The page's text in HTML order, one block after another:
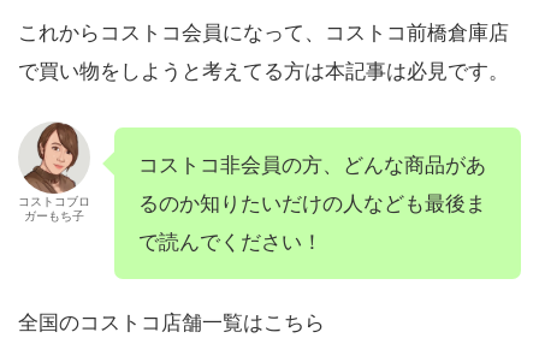
これからコストコ会員になって、コストコ前橋倉庫店
で買い物をしようと考えてる方は本記事は必見です。
コストコブロ
ガーもち子
コストコ非会員の方、どんな商品があ
るのか知りたいだけの人なども最後ま
で読んでください！
全国のコストコ店舗一覧はこちら